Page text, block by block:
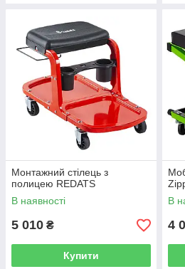
Монтажний стілець з
полицею REDATS
В наявності
5 010 ₴
Купити
В
4